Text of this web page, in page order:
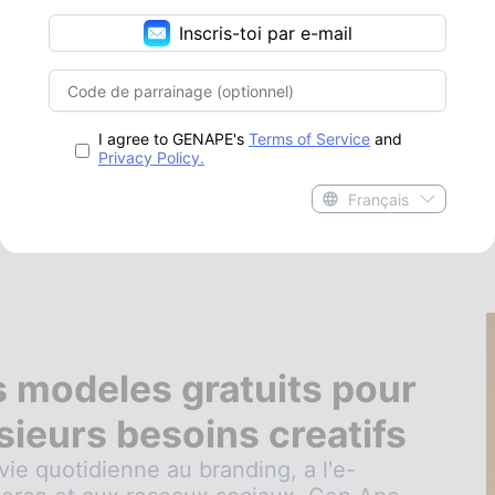
modeles gratuits pour
besoins creatifs
quotidienne au branding, a l'e-
Inscris-toi par e-mail
I agree to GENAPE's Terms of Service and
Privacy Policy.
Français